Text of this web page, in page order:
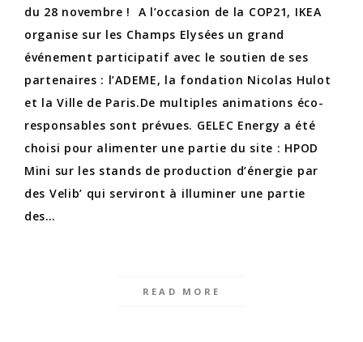
du 28 novembre ! A l’occasion de la COP21, IKEA
organise sur les Champs Elysées un grand
événement participatif avec le soutien de ses
partenaires : l’ADEME, la fondation Nicolas Hulot
et la Ville de Paris.De multiples animations éco-
responsables sont prévues. GELEC Energy a été
choisi pour alimenter une partie du site : HPOD
Mini sur les stands de production d’énergie par
des Velib’ qui serviront à illuminer une partie
des…
READ MORE